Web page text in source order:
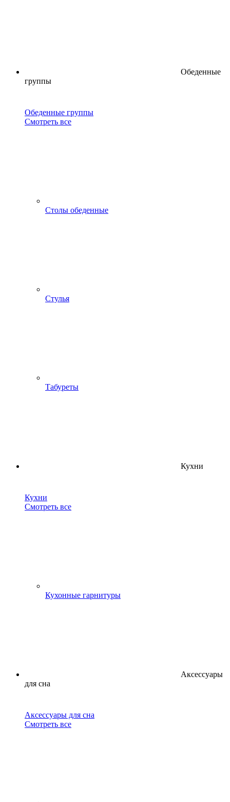
Обеденные
группы
Обеденные группы
Смотреть все
Столы обеденные
Стулья
Табуреты
Кухни
Кухни
Смотреть все
Кухонные гарнитуры
Аксессуары
для сна
Аксессуары для сна
Смотреть все